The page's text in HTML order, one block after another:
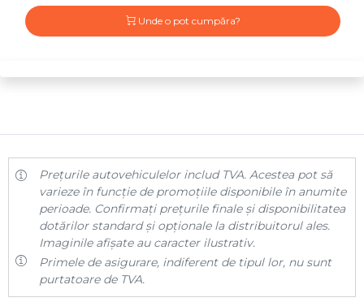
Unde o pot cumpăra?
Prețurile autovehiculelor includ TVA. Acestea pot să
varieze în funcție de promoțiile disponibile în anumite
perioade. Confirmați prețurile finale și disponibilitatea
dotărilor standard și opționale la distribuitorul ales.
Imaginile afișate au caracter ilustrativ.
Primele de asigurare, indiferent de tipul lor, nu sunt
purtatoare de TVA.